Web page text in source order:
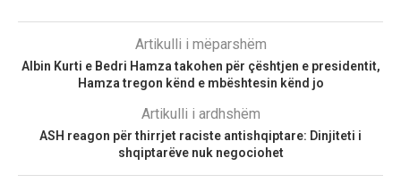
Artikulli i mëparshëm
AIbin Kurti e Bedri Hamza takohen për çështjen e presidentit,
Hamza tregon kënd e mbështesin kënd jo
Artikulli i ardhshëm
ASH reagon për thirrjet raciste antishqiptare: Dinjiteti i
shqiptarëve nuk negociohet